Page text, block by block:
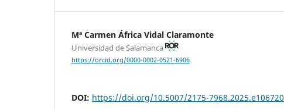
Mª Carmen África Vidal Claramonte
Universidad de Salamanca
https://orcid.org/0000-0002-0521-6906
DOI: https://doi.org/10.5007/2175-7968.2025.e106720